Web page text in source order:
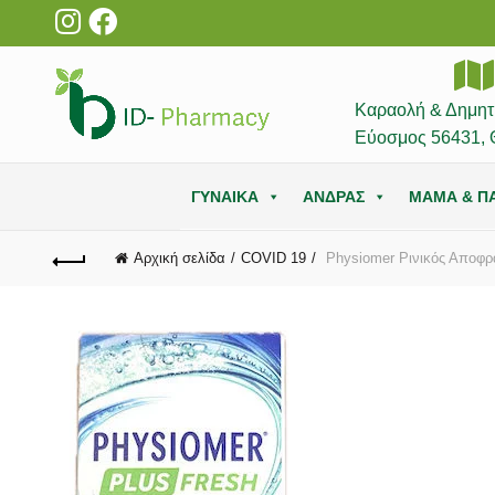
Καραολή &
Εύοσμος 56431,
ΓΥΝΑΙΚΑ ΑΝΔΡΑΣ ΜΑΜΑ &
Αρχική σελίδα COVID 19 Physiomer Ρινικός